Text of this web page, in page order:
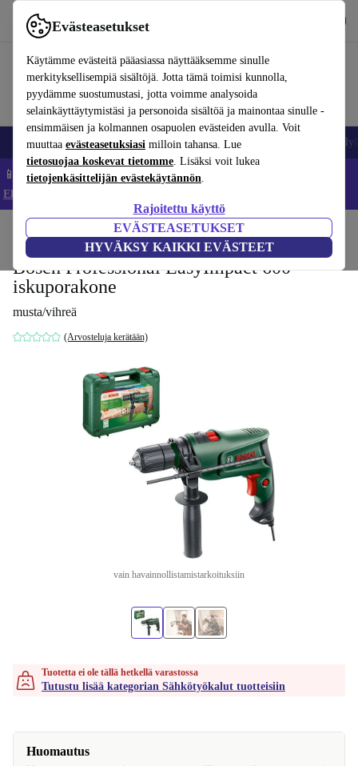
Evästeasetukset
Käytämme evästeitä pääasiassa näyttääksemme sinulle
merkityksellisempiä sisältöjä. Jotta tämä toimisi kunnolla,
pyydämme suostumustasi, jotta voimme analysoida
selainkäyttäytymistäsi ja personoida sisältöä ja mainontaa sinulle -
ensimmäisen ja kolmannen osapuolen evästeiden avulla. Voit
muuttaa evästeasetuksiasi milloin tahansa. Lue
tietosuojaa koskevat tietomme. Lisäksi voit lukea
tietojenkäsittelijän evästekäytännön.
Rajoitettu käyttö
EVÄSTEASETUKSET
HYVÄKSY KAIKKI EVÄSTEET
Käytä refurbed-palvelua nopeasti ja helposti
Matkapuhelimet ja älypuhelimet Kannettavat tietokoneet
📱 Säästä 5 % LISÄÄ iPhoneista – Koodi: IPHONEDEAL –
Ehdot ja säännöt
Sähkötyökalut
Bosch Professional EasyImpact 600
iskuporakone
musta/vihreä
(Arvosteluja kerätään)
vain havainnollistamistarkoituksiin
Tuotetta ei ole tällä hetkellä varastossa
Tutustu lisää kategorian Sähkötyökalut tuotteisiin
Huomautus